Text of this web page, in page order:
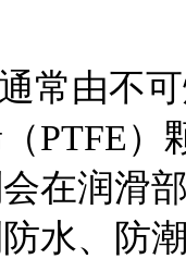
通常由不
PTFE）
在润滑
水、防